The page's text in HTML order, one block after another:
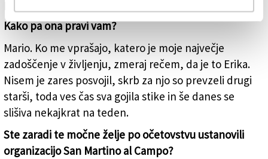
Kako pa ona pravi vam?
Mario. Ko me vprašajo, katero je moje največje
zadoščenje v življenju, zmeraj rečem, da je to Erika.
Nisem je zares posvojil, skrb za njo so prevzeli drugi
starši, toda ves čas sva gojila stike in še danes se
slišiva nekajkrat na teden.
Ste zaradi te močne želje po očetovstvu ustanovili
organizacijo San Martino al Campo?